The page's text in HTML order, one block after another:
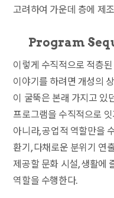
고려하여 가운데 층에 제
Program
이렇게 수직적으로 적층
이야기를 하려면 개성의
이 굴뚝은 본래 가지고 있
프로그램을 수직적으로
아니라, 공업적 역할만을
환기, 다채로운 분위기 연
제공할 문화 시설, 생활에
역할을 수행한다.